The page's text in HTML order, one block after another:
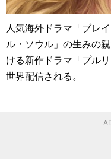
人気海外ドラマ「ブレ
ル・ソウル」の生みの
ける新作ドラマ「プル
世界配信される。